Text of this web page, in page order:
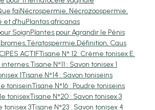
faiNécrospermie, Nécrozoospermie,
et d'huPlantas africanas
SoignPlantes pour Agrandir le Pénis
Tératospermie,Définition, Caus
ACTIFTisane N° 12: Crème tonisex E.
internes.Tisane N°11 : Savon tonisex 1
1Tisane N°14 : Savon toniseins
toniseinTisane N°16 : Poudre toniseins
tonisexTisane N°20 : Savon tonisex 3
tonisex 3Tisane N°23 : Savon tonisex 4